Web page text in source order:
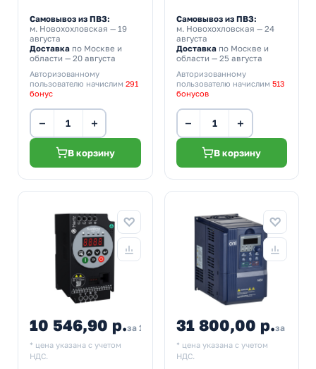
Самовывоз из ПВЗ:
м. Новохохловская — 19
августа
Доставка по Москве и
области — 20 августа
Авторизованному
пользователю начислим 291
бонус
− +
В корзину
Самовывоз из ПВЗ:
м. Новохохловская — 24
августа
Доставкапо Москве и
области — 25 августа
Авторизованному
пользователю начислим 513
бонусов
− +
В корзину
10 546,90 р.за 1 шт
* цена указана с учетом
НДС.
31 800,00 р.за 1 шт
* цена указана с учетом
НДС.